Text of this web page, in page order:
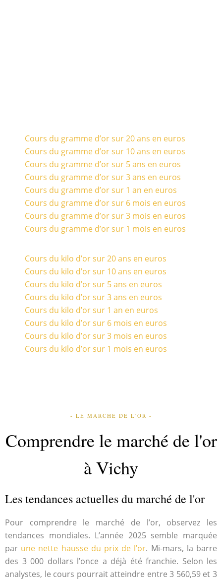
Cours du gramme d’or sur 20 ans en euros
Cours du gramme d’or sur 10 ans en euros
Cours du gramme d’or sur 5 ans en euros
Cours du gramme d’or sur 3 ans en euros
Cours du gramme d’or sur 1 an en euros
Cours du gramme d’or sur 6 mois en euros
Cours du gramme d’or sur 3 mois en euros
Cours du gramme d’or sur 1 mois en euros
Cours du kilo d’or sur 20 ans en euros
Cours du kilo d’or sur 10 ans en euros
Cours du kilo d’or sur 5 ans en euros
Cours du kilo d’or sur 3 ans en euros
Cours du kilo d’or sur 1 an en euros
Cours du kilo d’or sur 6 mois en euros
Cours du kilo d’or sur 3 mois en euros
Cours du kilo d’or sur 1 mois en euros
- LE MARCHE DE L'OR -
Comprendre le marché de l'or
à Vichy
Les tendances actuelles du marché de l'or
Pour comprendre le marché de l’or, observez les
tendances mondiales. L’année 2025 semble marquée
par une nette hausse du prix de l’or. Mi-mars, la barre
des 3 000 dollars l’once a déjà été franchie. Selon les
analystes, le cours pourrait atteindre entre 3 560,59 et 3